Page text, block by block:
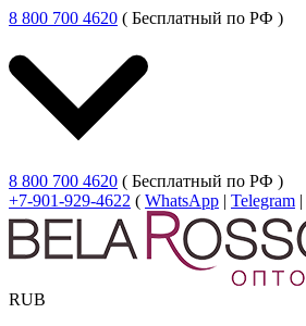
8 800 700 4620 ( Бесплатный по РФ )
8 800 700 4620 ( Бесплатный по РФ )
+7-901-929-4622 ( WhatsApp | Telegram |
RUB